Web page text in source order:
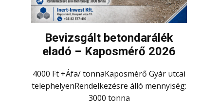
Bevizsgált betondarálék
eladó – Kaposmérő 2026
4000 Ft +Áfa/ tonnaKaposmérő Gyár utcai
telephelyenRendelkezésre álló mennyiség:
3000 tonna